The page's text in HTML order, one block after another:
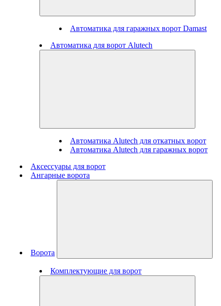
Автоматика для гаражных ворот Damast
Автоматика для ворот Alutech
Автоматика Alutech для откатных ворот
Автоматика Alutech для гаражных ворот
Аксессуары для ворот
Ангарные ворота
Ворота
Комплектующие для ворот